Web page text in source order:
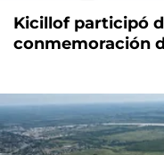
Kicillof participó
conmemoración